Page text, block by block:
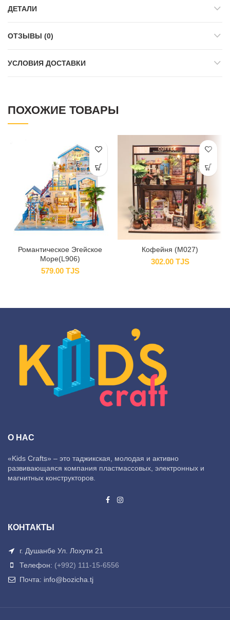
ДЕТАЛИ
ОТЗЫВЫ (0)
УСЛОВИЯ ДОСТАВКИ
ПОХОЖИЕ ТОВАРЫ
Романтическое Эгейское
Море(L906)
579.00 TJS
Кофейня (M027)
302.00 TJS
О НАС
«Kids Crafts» – это таджикская, молодая и активно
развивающаяся компания пластмассовых, электронных и
магнитных конструкторов.
КОНТАКТЫ
г. Душанбе Ул. Лохути 21
Телефон: (+992) 111-15-6556
Почта: info@bozicha.tj